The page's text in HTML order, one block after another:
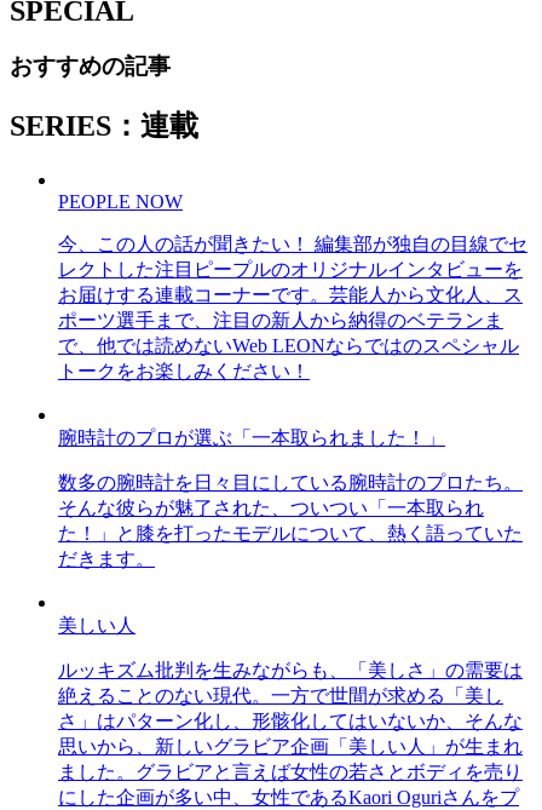
SPECIAL
おすすめの記事
SERIES：連載
PEOPLE NOW
今、この人の話が聞きたい！ 編集部が独自の目線でセ
レクトした注目ピープルのオリジナルインタビューを
お届けする連載コーナーです。芸能人から文化人、ス
ポーツ選手まで、注目の新人から納得のベテランま
で、他では読めないWeb LEONならではのスペシャル
トークをお楽しみください！
腕時計のプロが選ぶ「一本取られました！」
数多の腕時計を日々目にしている腕時計のプロたち。
そんな彼らが魅了された、ついつい「一本取られ
た！」と膝を打ったモデルについて、熱く語っていた
だきます。
美しい人
ルッキズム批判を生みながらも、「美しさ」の需要は
絶えることのない現代。一方で世間が求める「美し
さ」はパターン化し、形骸化してはいないか、そんな
思いから、新しいグラビア企画「美しい人」が生まれ
ました。グラビアと言えば女性の若さとボディを売り
にした企画が多い中、女性であるKaori Oguriさんをプ